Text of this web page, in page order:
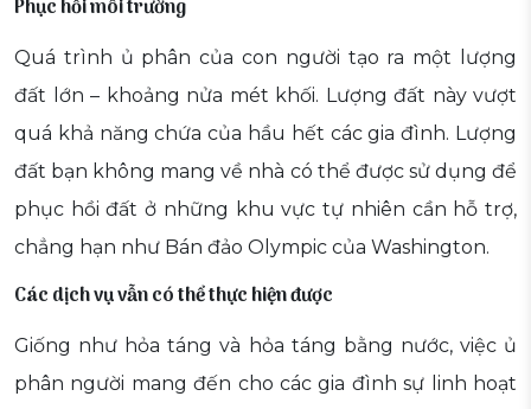
Phục hồi môi trường
Quá trình ủ phân của con người tạo ra một lượng
đất lớn – khoảng nửa mét khối. Lượng đất này vượt
quá khả năng chứa của hầu hết các gia đình. Lượng
đất bạn không mang về nhà có thể được sử dụng để
phục hồi đất ở những khu vực tự nhiên cần hỗ trợ,
chẳng hạn như Bán đảo Olympic của Washington.
Các dịch vụ vẫn có thể thực hiện được
Giống như hỏa táng và hỏa táng bằng nước, việc ủ
phân người mang đến cho các gia đình sự linh hoạt